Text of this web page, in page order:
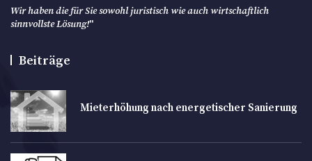
Wir haben die für Sie sowohl juristisch wie auch wirtschaftlich
sinnvollste Lösung!"
Beiträge
Mieterhöhung nach energetischer Sanierung